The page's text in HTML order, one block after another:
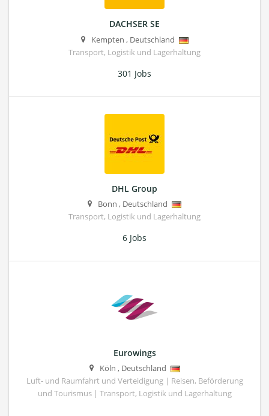
DACHSER SE
Kempten , Deutschland
Transport, Logistik und Lagerhaltung
301 Jobs
DHL Group
Bonn , Deutschland
Transport, Logistik und Lagerhaltung
6 Jobs
Eurowings
Köln , Deutschland
Luft- und Raumfahrt und Verteidigung | Reisen, Beförderung
und Tourismus | Transport, Logistik und Lagerhaltung